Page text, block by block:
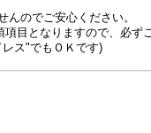
んのでご安心ください。
目となりますので、必ず
ス"でもＯＫです)